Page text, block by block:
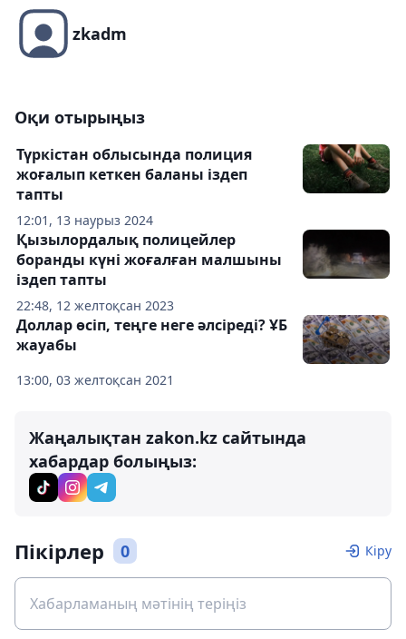
zkadm
Оқи отырыңыз
12:01, 13 наурыз 2024
Түркістан облысында полиция
жоғалып кеткен баланы іздеп
тапты
22:48, 12 желтоқсан 2023
Қызылордалық полицейлер
боранды күні жоғалған малшыны
іздеп тапты
13:00, 03 желтоқсан 2021
Доллар өсіп, теңге неге әлсіреді? ҰБ
жауабы
Жаңалықтан zakon.kz сайтында
хабардар болыңыз:
Пікірлер 0 Кіру